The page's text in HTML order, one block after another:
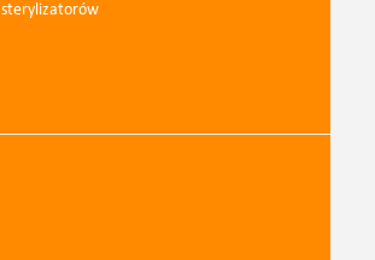
sterylizatorów